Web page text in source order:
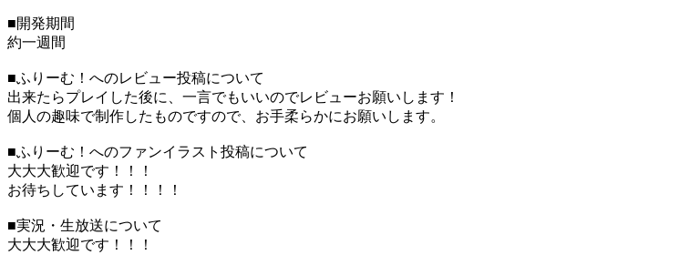
■開発期間
約一週間
■ふりーむ！へのレビュー投稿について
出来たらプレイした後に、一言でもいいのでレビューお願いします！
個人の趣味で制作したものですので、お手柔らかにお願いします。
■ふりーむ！へのファンイラスト投稿について
大大大歓迎です！！！
お待ちしています！！！！
■実況・生放送について
大大大歓迎です！！！